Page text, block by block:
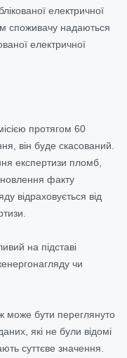
електричної
споживачу надаються
електричної
протягом 60
він буде скасований.
експертизи пломб,
факту
відраховується від
на підставі
чи
може бути переглянуто
які не були відомі
суттєве значення.